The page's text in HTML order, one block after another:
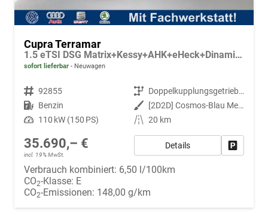
Cupra Terramar
1.5 eTSI DSG Matrix+Kessy+AHK+eHeck+Dinamica+CarPlay+eHeck+GV5
sofort lieferbar Neuwagen
Fahrzeugnr. 92855 Getriebe
Doppelkupplungsgetriebe (DSG)
Kraftstoff Benzin Außenfarbe
[2D2D] Cosmos-Blau Metallic
Leistung 110 kW (150 PS) Kilometerstand 20 km
35.690,– €
incl. 19% MwSt.
Details
Verbrauch kombiniert: 6,50 l/100km
CO2-Klasse: E
CO2-Emissionen: 148,00 g/km